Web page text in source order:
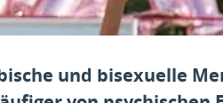
und bisexuelle